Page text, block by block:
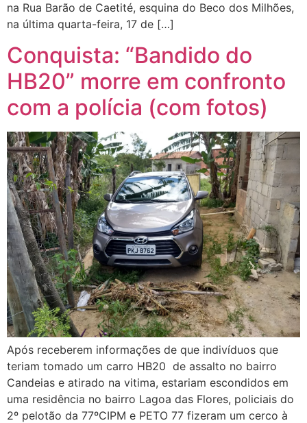
na Rua Barão de Caetité, esquina do Beco dos Milhões,
na última quarta-feira, 17 de […]
Conquista: “Bandido do
HB20” morre em confronto
com a polícia (com fotos)
Após receberem informações de que indivíduos que
teriam tomado um carro HB20 de assalto no bairro
Candeias e atirado na vitima, estariam escondidos em
uma residência no bairro Lagoa das Flores, policiais do
2º pelotão da 77ºCIPM e PETO 77 fizeram um cerco à